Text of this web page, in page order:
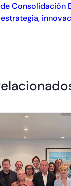
Consolidación